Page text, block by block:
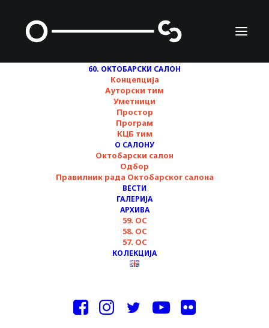
60. ОКТОБАРСКИ САЛОН
Концепција
Ауторски тим
Уметници
Простор
Програм
КЦБ тим
О САЛОНУ
Октобарски салон
Одбор
Правилник рада Октобарског салона
ВЕСТИ
ГАЛЕРИЈА
АРХИВА
59. ОС
58. ОС
57. ОС
КОЛЕКЦИЈА
„Шта остаје?“ –
Октобарски салон
20/10/2025